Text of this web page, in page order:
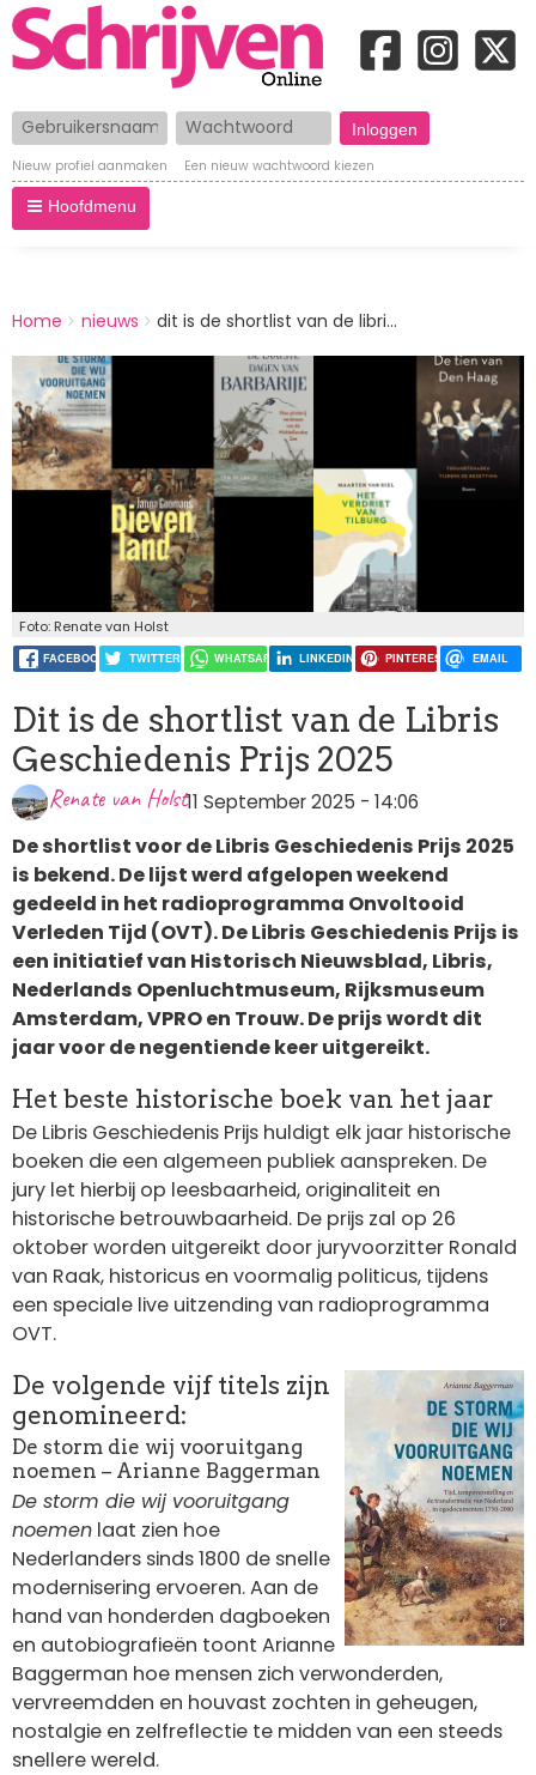
Gebruikersnaam Wachtwoord
Nieuw profiel aanmaken Een nieuw wachtwoord kiezen
Hoofdmenu
BREADCRUMBS
You
here:
Home nieuws
dit is de shortlist van de libri...
Afbeelding
Foto: Renate van Holst
FACEBOOK TWITTER WHATSAPP LINKEDIN PINTEREST EMAIL
Dit is de shortlist van de Libris
Geschiedenis Prijs 2025
Renate van Holst11 September 2025 - 14:06
De shortlist voor de Libris Geschiedenis Prijs 2025
is bekend. De lijst werd afgelopen weekend
gedeeld in het radioprogramma Onvoltooid
Verleden Tijd (OVT). De Libris Geschiedenis Prijs is
een initiatief van Historisch Nieuwsblad, Libris,
Nederlands Openluchtmuseum, Rijksmuseum
Amsterdam, VPRO en Trouw. De prijs wordt dit
jaar voor de negentiende keer uitgereikt.
Het beste historische boek van het jaar
De Libris Geschiedenis Prijs huldigt elk jaar historische
boeken die een algemeen publiek aanspreken. De
jury let hierbij op leesbaarheid, originaliteit en
historische betrouwbaarheid. De prijs zal op 26
oktober worden uitgereikt door juryvoorzitter Ronald
van Raak, historicus en voormalig politicus, tijdens
een speciale live uitzending van radioprogramma
OVT.
Afbeelding
De volgende vijf titels zijn
genomineerd:
De storm die wij vooruitgang
noemen – Arianne Baggerman
De storm die wij vooruitgang
noemen laat zien hoe
Nederlanders sinds 1800 de snelle
modernisering ervoeren. Aan de
hand van honderden dagboeken
en autobiografieën toont Arianne
Baggerman hoe mensen zich verwonderden,
vervreemdden en houvast zochten in geheugen,
nostalgie en zelfreflectie te midden van een steeds
snellere wereld.